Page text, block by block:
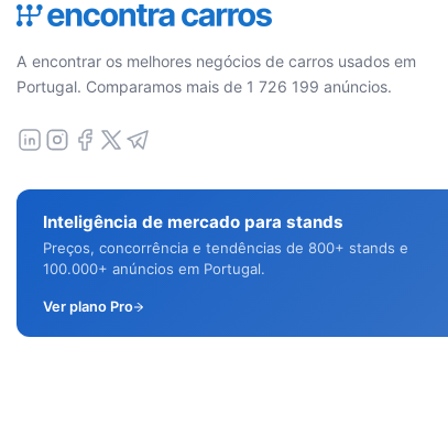
A encontrar os melhores negócios de carros usados em
Portugal. Comparamos mais de 1 726 199 anúncios.
Inteligência de mercado para stands
Preços, concorrência e tendências de 800+ stands e
100.000+ anúncios em Portugal.
Ver plano Pro